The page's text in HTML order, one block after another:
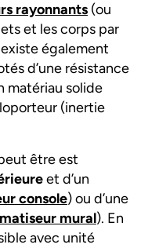
rayonnants (ou
et les corps par
également
d’une résistance
matériau solide
(inertie
être est
et d’un
console) ou d’une
mural). En
avec unité